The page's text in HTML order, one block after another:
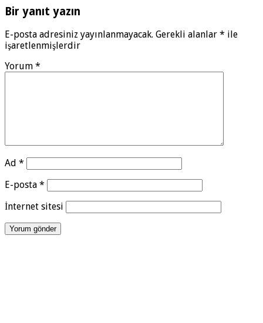
Bir yanıt yazın
E-posta adresiniz yayınlanmayacak. Gerekli alanlar * ile
işaretlenmişlerdir
Yorum *
Ad *
E-posta *
İnternet sitesi